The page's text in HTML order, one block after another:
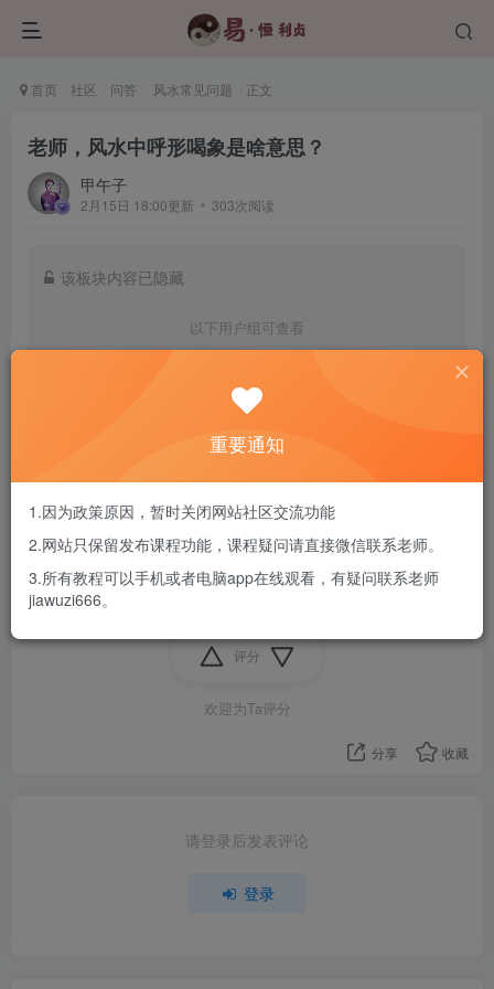
首页 社区 问答 风水常见问题 正文
老师，风水中呼形喝象是啥意思？
甲午子
2月15日 18:00更新 303次阅读
该板块内容已隐藏
以下用户组可查看
学员班及以上会员
登录后查看我的权限
风水 风水
评分
欢迎为Ta评分
分享 收藏
请登录后发表评论
登录
重要通知
1.因为政策原因，暂时关闭网站社区交流功能
2.网站只保留发布课程功能，课程疑问请直接微信联系老师。
3.所有教程可以手机或者电脑app在线观看，有疑问联系老师
jiawuzi666。